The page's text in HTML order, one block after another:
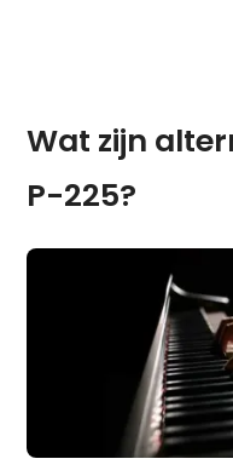
Wat zijn
P-225?